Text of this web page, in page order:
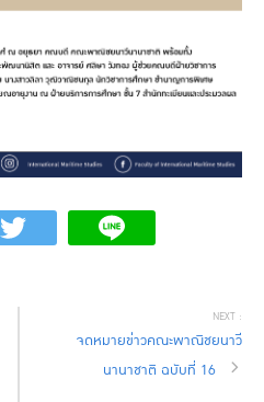
จดหมายข่าวคณะพาณิชยนาวี
นานาชาติ ฉบับที่ 16